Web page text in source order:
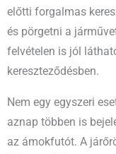
előtti forgalmas
és pörgetni a
felvételen is jól
kereszteződésben.
Nem egy egyszeri
aznap többen is
az ámokfutót. A